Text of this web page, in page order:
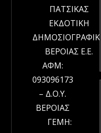
ΠΑΤΣΙΚΑΣ
ΕΚΔΟΤΙΚΗ
ΔΗΜΟΣΙΟΓΡΑΦΙΚΗ
ΒΕΡΟΙΑΣ Ε.Ε.
ΑΦΜ:
093096173
– Δ.Ο.Υ.
ΒΕΡΟΙΑΣ
ΓΕΜΗ: